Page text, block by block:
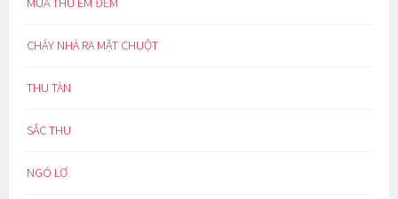
CHÁY NHÀ RA MẶT CHUỘT
THU TÀN
SẮC THU
NGÓ LƠ